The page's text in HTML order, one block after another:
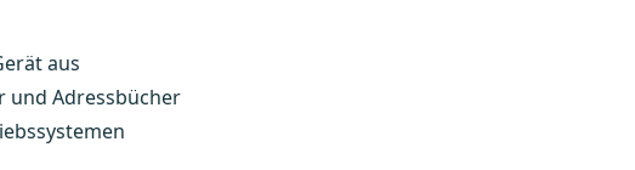
aus
und Adressbücher